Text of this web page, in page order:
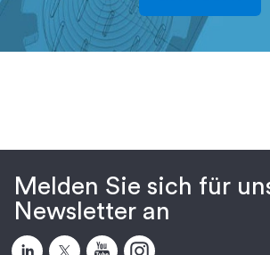
Melden Sie sich für
Newsletter an